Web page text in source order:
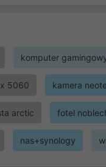
komputer
5060 kamera
arctic fotel
nas+synology